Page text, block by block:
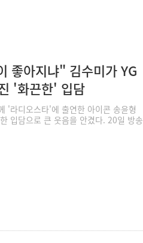
좋아지냐" 김수미가 YG
'화끈한' 입담
'라디오스타'에 출연한 아이콘 송윤형
입담으로 큰 웃음을 안겼다. 20일 방송